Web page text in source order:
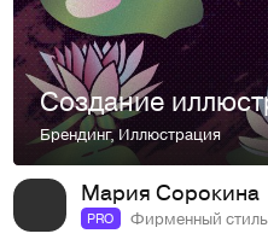
Брендинг,Иллюстрация
Мария Сорокина
PRO Фирменный стиль